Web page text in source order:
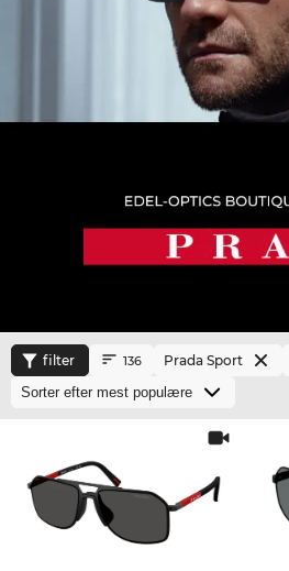
filter 136 Prada Sport